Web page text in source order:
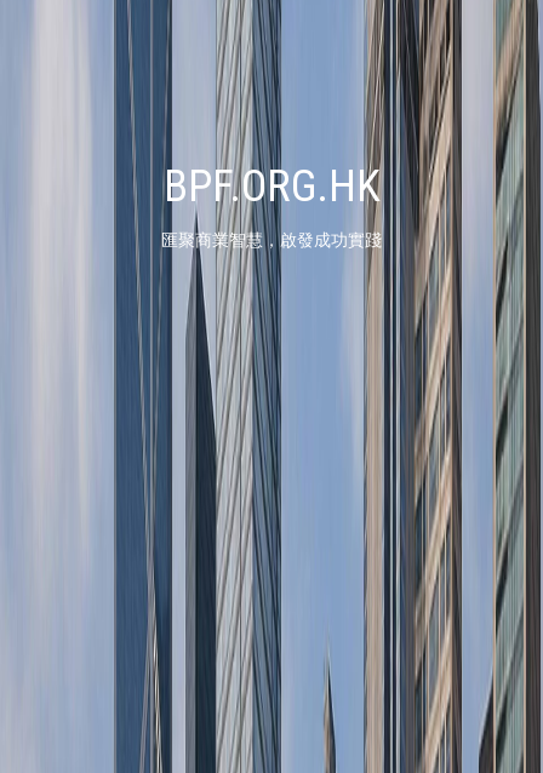
BPF.ORG.HK
匯聚商業智慧，啟發成功實踐